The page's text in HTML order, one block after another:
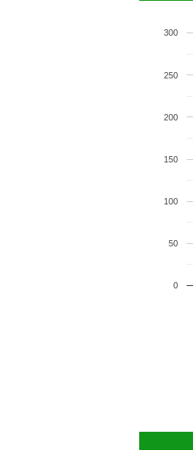
0
50
100
150
200
250
300